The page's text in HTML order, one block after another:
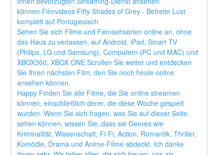
können.Filmvideos Fifty Shades of Grey - Befreite Lust
komplett auf Portugiesisch
Sehen Sie sich Filme und Fernsehserien online an, ohne
das Haus zu verlassen, auf Android, iPad, Smart TV
(Philips, LG und Samsung), Computern (PC und MAC) und
XBOX360, XBOX ONE.Scrollen Sie weiter und entdecken
Sie Ihren nächsten Film, den Sie noch heute online
ansehen können.
Happy Finden Sie alle Filme, die Sie online streamen
können, einschließlich derer, die diese Woche gespielt
wurden. Wenn Sie sich fragen, was Sie auf dieser Seite
sehen können, wissen Sie, dass sie Genres wie
Kriminalität, Wissenschaft, Fi-Fi, Action, Romantik, Thriller,
Komödie, Drama und Anime-Filme abdeckt. Ich danke